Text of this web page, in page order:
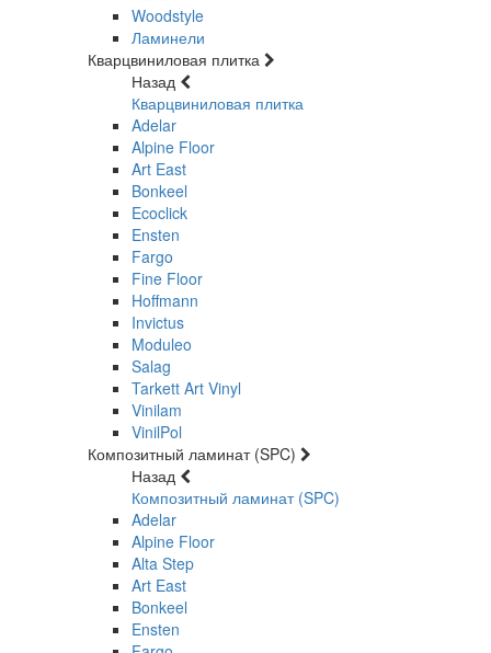
Woodstyle
Ламинели
Кварцвиниловая плитка
Назад
Кварцвиниловая плитка
Adelar
Alpine Floor
Art East
Bonkeel
Ecoclick
Ensten
Fargo
Fine Floor
Hoffmann
Invictus
Moduleo
Salag
Tarkett Art Vinyl
Vinilam
VinilPol
Композитный ламинат (SPC)
Назад
Композитный ламинат (SPC)
Adelar
Alpine Floor
Alta Step
Art East
Bonkeel
Ensten